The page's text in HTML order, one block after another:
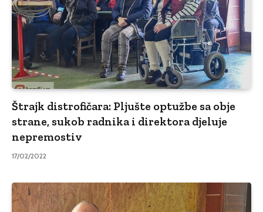
Štrajk distrofičara: Pljušte optužbe sa obje
strane, sukob radnika i direktora djeluje
nepremostiv
17/02/2022